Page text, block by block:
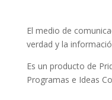
El medio de
verdad y la
Es un producto de
Programas e Ideas